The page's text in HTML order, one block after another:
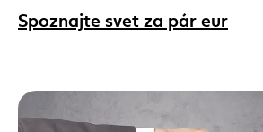
Spoznajte svet za pár eur